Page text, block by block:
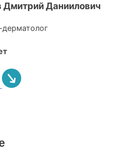
Дмитрий Даниилович